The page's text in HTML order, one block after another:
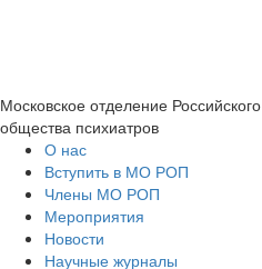
Московское отделение Российского
общества психиатров
О нас
Вступить в МО РОП
Члены МО РОП
Мероприятия
Новости
Научные журналы